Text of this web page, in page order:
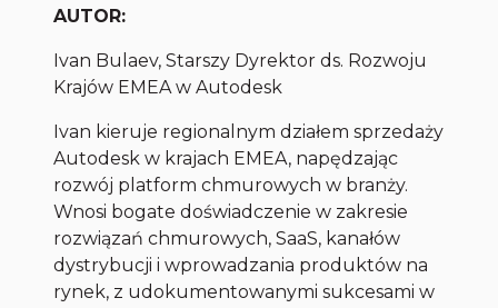
AUTOR:
Ivan Bulaev, Starszy Dyrektor ds. Rozwoju
Krajów EMEA w Autodesk
Ivan kieruje regionalnym działem sprzedaży
Autodesk w krajach EMEA, napędzając
rozwój platform chmurowych w branży.
Wnosi bogate doświadczenie w zakresie
rozwiązań chmurowych, SaaS, kanałów
dystrybucji i wprowadzania produktów na
rynek, z udokumentowanymi sukcesami w